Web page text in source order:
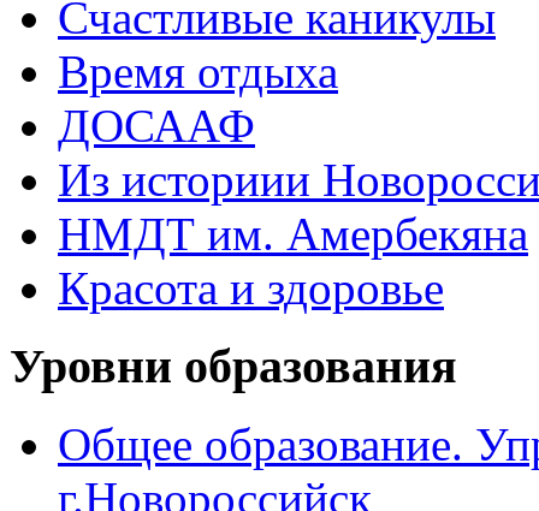
Счастливые каникулы
Время отдыха
ДОСААФ
Из историии
НМДТ им. Амербекяна
Красота и здоровье
Уровни образования
Общее образование.
г.Новороссийск